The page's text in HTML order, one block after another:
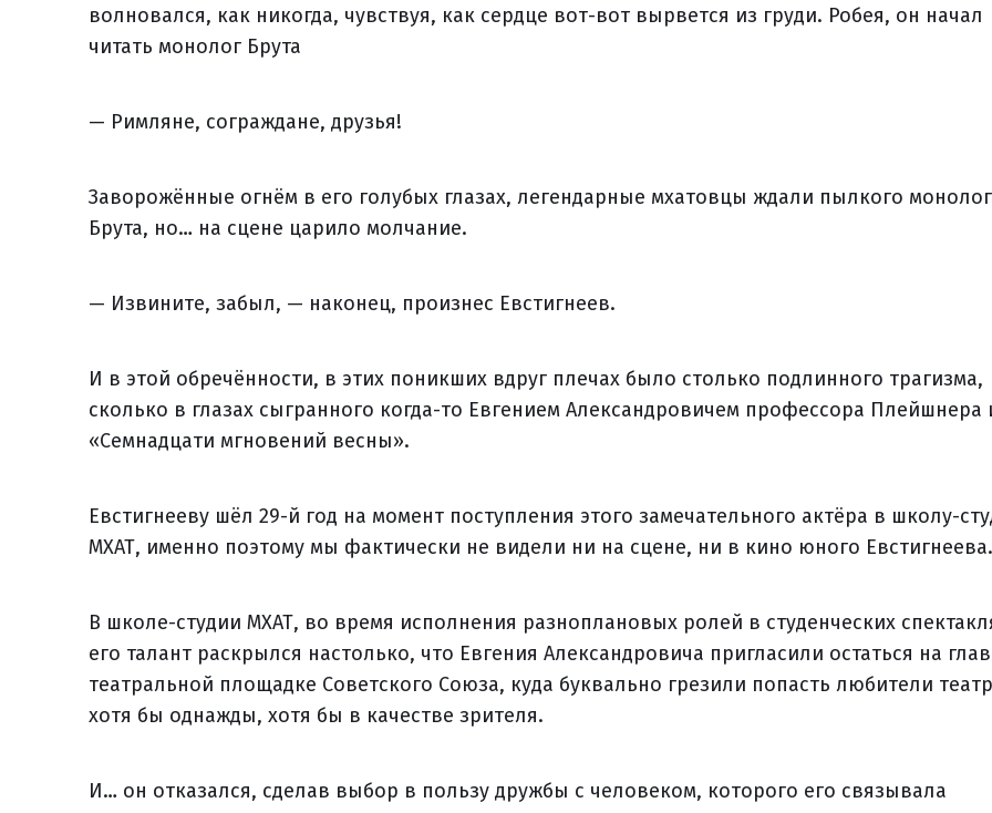
волновался, как никогда, чувствуя, как сердце вот-вот вырвется из груди. Робея, он начал
читать монолог Брута
— Римляне, сограждане, друзья!
Заворожённые огнём в его голубых глазах, легендарные мхатовцы ждали пылкого
Брута, но… на сцене царило молчание.
— Извините, забыл, — наконец, произнес Евстигнеев.
И в этой обречённости, в этих поникших вдруг плечах было столько подлинного трагизма,
сколько в глазах сыгранного когда-то Евгением Александровичем профессора Плейшнера
«Семнадцати мгновений весны».
Евстигнееву шёл 29-й год на момент поступления этого замечательного актёра в школу-
МХАТ, именно поэтому мы фактически не видели ни на сцене, ни в кино юного Евстигнеева.
В школе-студии МХАТ, во время исполнения разноплановых ролей в студенческих
его талант раскрылся настолько, что Евгения Александровича пригласили остаться на
театральной площадке Советского Союза, куда буквально грезили попасть любители
хотя бы однажды, хотя бы в качестве зрителя.
И… он отказался, сделав выбор в пользу дружбы с человеком, которого его связывала